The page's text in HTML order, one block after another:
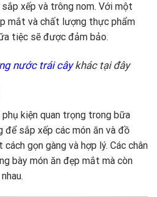
xếp và trông nom. Với một
mắt và chất lượng thực phẩm
tiệc sẽ được đảm bảo.
nước trái câykhác tại đây
kiện quan trọng trong bữa
để sắp xếp các món ăn và đồ
gọn gàng và hợp lý. Các chân
bày món ăn đẹp mắt mà còn